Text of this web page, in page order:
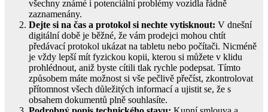
všechny známé i potenciální problémy vozidla řádně
zaznamenány.
Dejte si na čas a protokol si nechte vytisknout: V dnešní
digitální době je běžné, že vám prodejci mohou chtít
předávací protokol ukázat na tabletu nebo počítači. Nicméně
je vždy lepší mít fyzickou kopii, kterou si můžete v klidu
prohlédnout, aniž byste cítili tlak rychle podepsat. Tímto
způsobem máte možnost si vše pečlivě přečíst, zkontrolovat
přítomnost všech důležitých informací a ujistit se, že s
obsahem dokumentů plně souhlasíte.